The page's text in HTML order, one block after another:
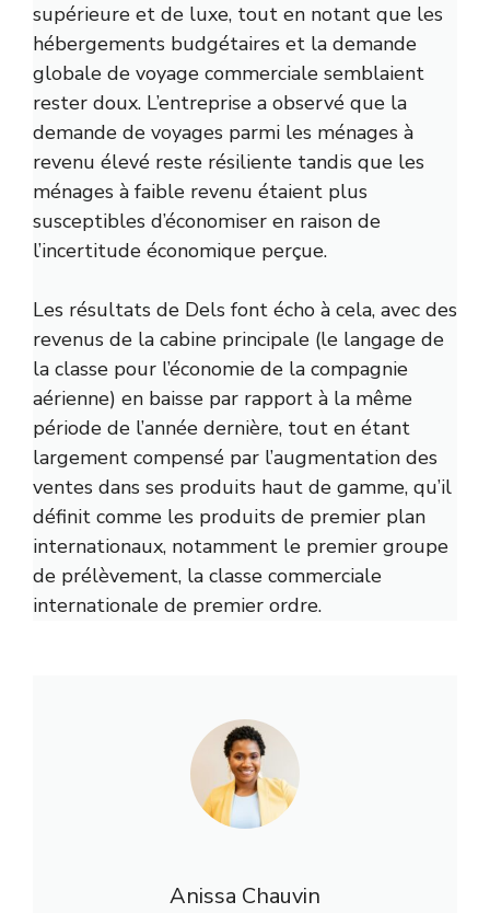
supérieure et de luxe, tout en notant que les
hébergements budgétaires et la demande
globale de voyage commerciale semblaient
rester doux. L’entreprise a observé que la
demande de voyages parmi les ménages à
revenu élevé reste résiliente tandis que les
ménages à faible revenu étaient plus
susceptibles d’économiser en raison de
l’incertitude économique perçue.
Les résultats de Dels font écho à cela, avec des
revenus de la cabine principale (le langage de
la classe pour l’économie de la compagnie
aérienne) en baisse par rapport à la même
période de l’année dernière, tout en étant
largement compensé par l’augmentation des
ventes dans ses produits haut de gamme, qu’il
définit comme les produits de premier plan
internationaux, notamment le premier groupe
de prélèvement, la classe commerciale
internationale de premier ordre.
Anissa Chauvin